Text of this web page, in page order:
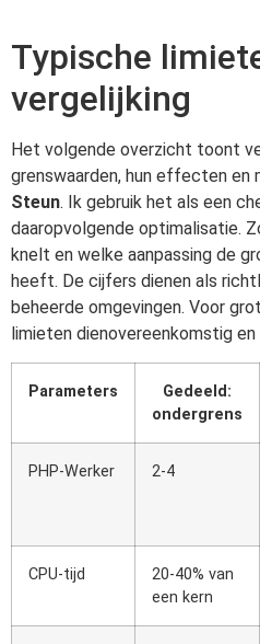
Typische
vergelijking
Het volgende overzicht toont
grenswaarden, hun effecten en
Steun. Ik gebruik het als een
daaropvolgende optimalisatie.
knelt en welke aanpassing de
heeft. De cijfers dienen als
beheerde omgevingen. Voor
limieten dienovereenkomstig en
Parameters
Gedeeld:
ondergrens
PHP-Werker 2-4
CPU-tijd
20-40% van
een kern